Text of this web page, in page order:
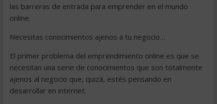
las barreras de entrada para emprender en el mundo
online.
Necesitas conocimientos ajenos a tu negocio…
El primer problema del emprendimiento online es que se
necesitan una serie de conocimientos que son totalmente
ajenos al negocio que, quizá, estés pensando en
desarrollar en internet.